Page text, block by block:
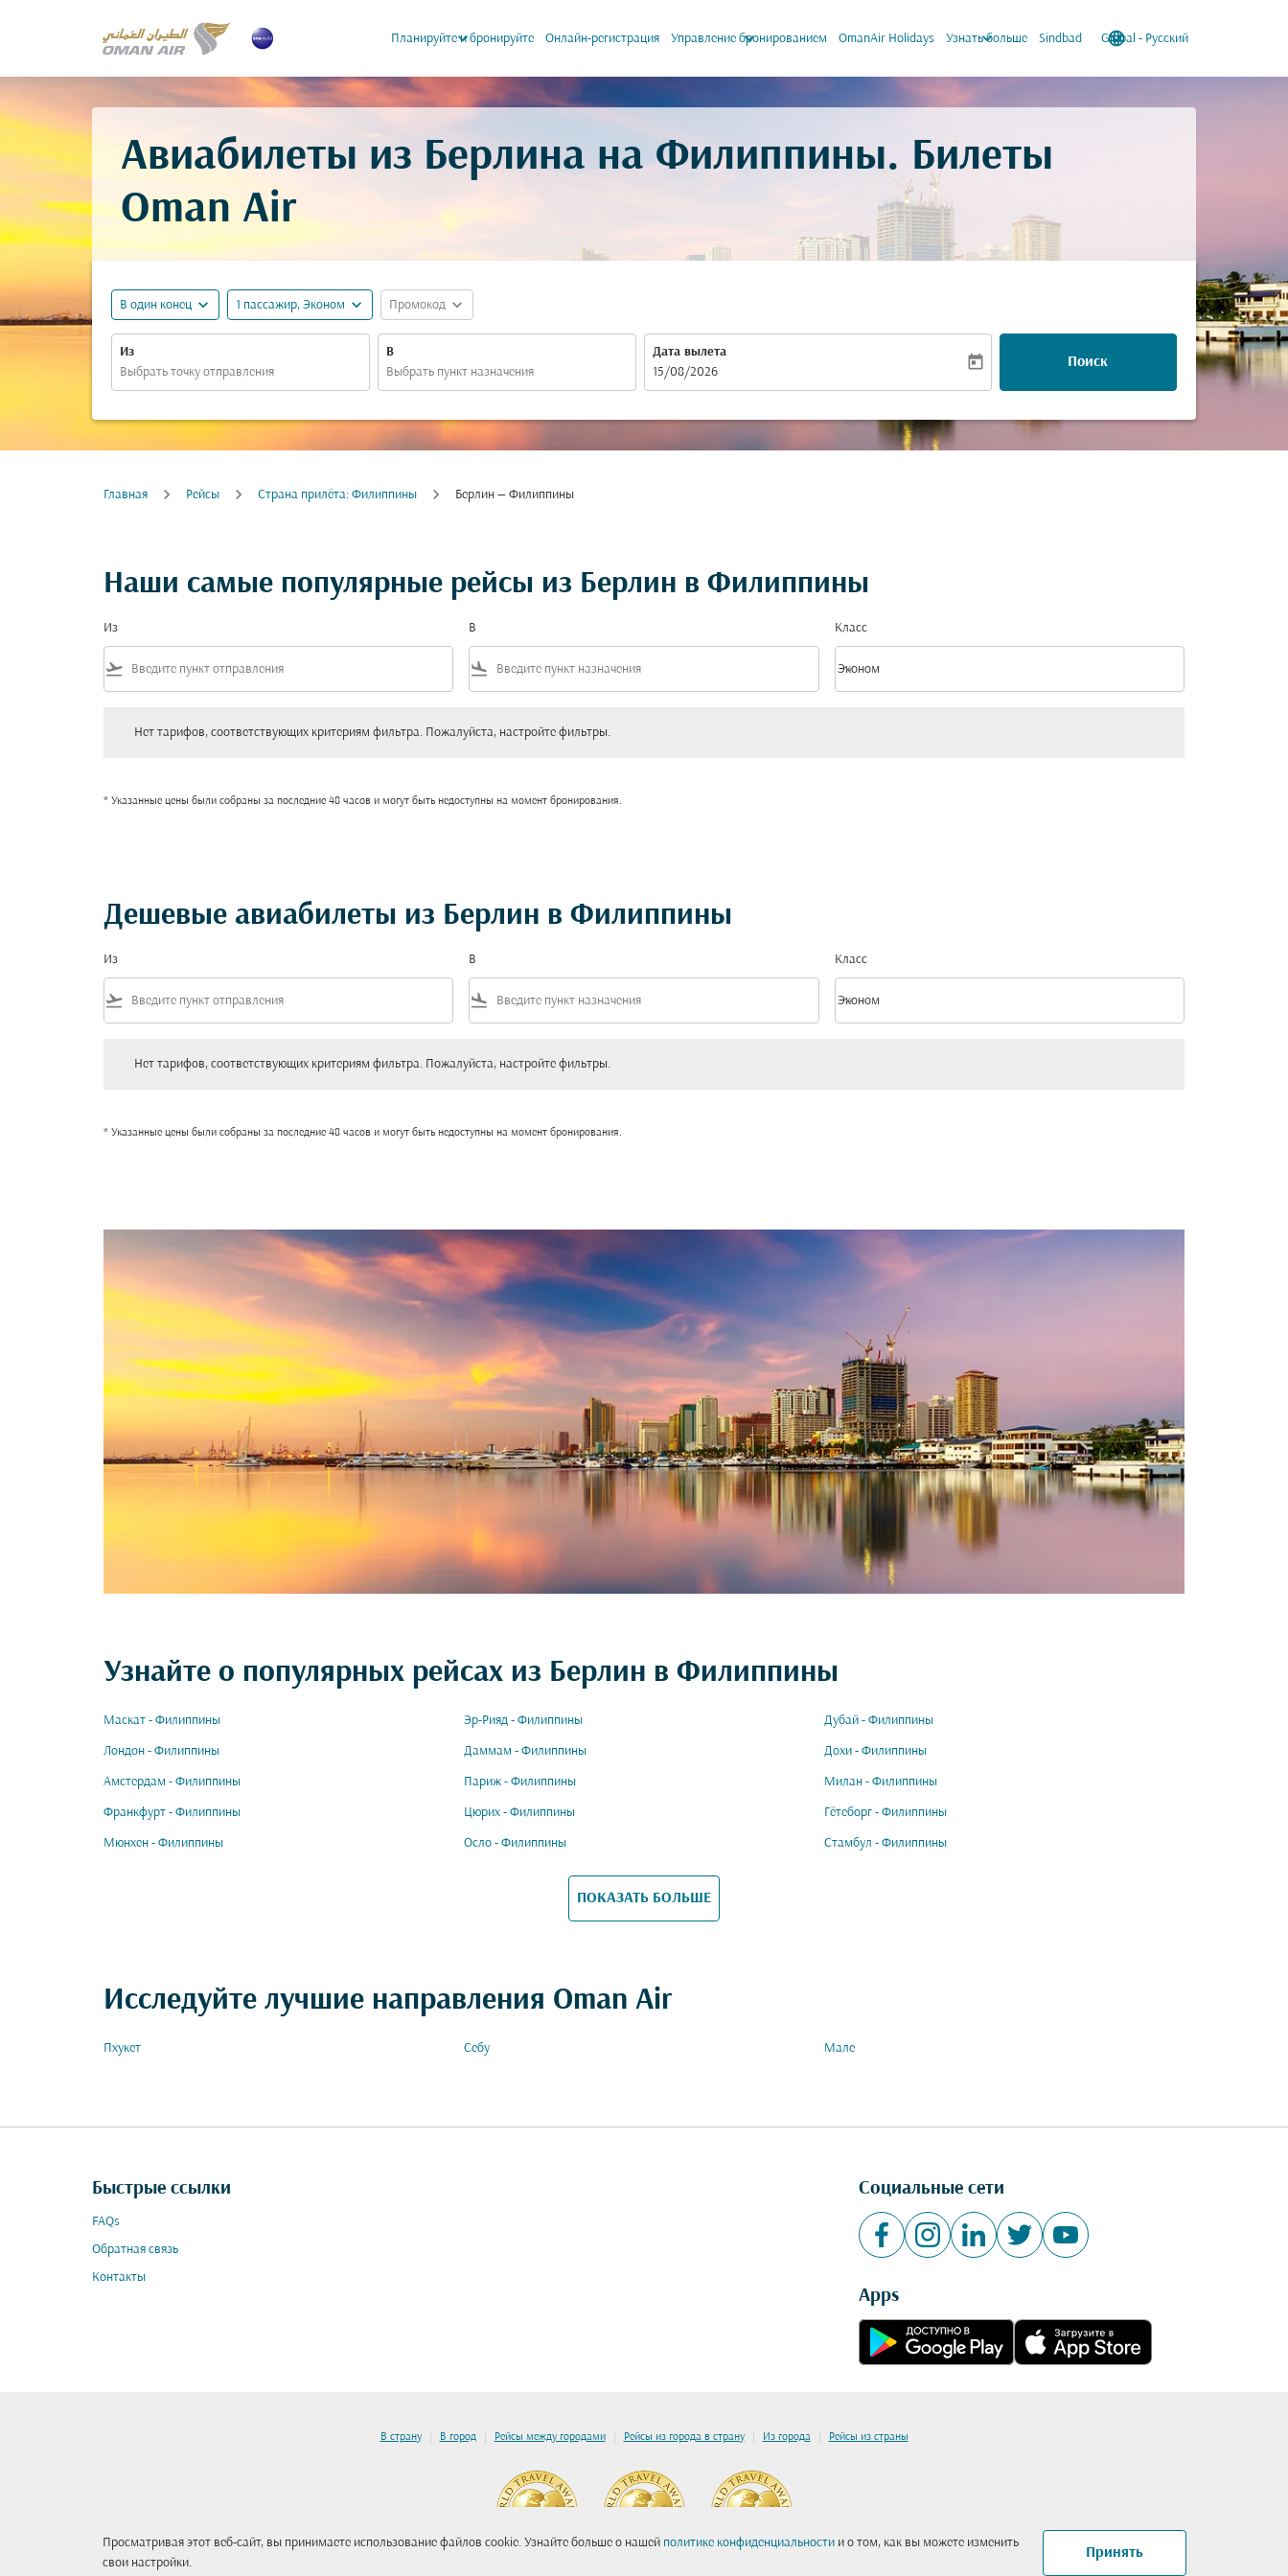
Просматривая этот веб-сайт, вы принимаете использование файлов cookie. Узнайте больше о нашей политике конфиденциальностии о том, как вы можете изменить
свои настройки.
Принять
Планируйте и бронируйте
keyboard_arrow_down Онлайн-регистрация Управление бронированием
keyboard_arrow_down OmanAir Holidays Узнать больше
keyboard_arrow_down Sindbad language
Global - Русский
keyboard_arrow_down
Авиабилеты из Берлина на Филиппины. Билеты
Oman Air
В один конец expand_more 1 пассажир, Эконом expand_more Промокод expand_more
Из В
Дата вылета
fc-booking-departure-date-aria-label
15/08/2026
today Поиск
Главная Рейсы Cтрана прилёта: Филиппины Берлин — Филиппины
Наши самые популярные рейсы из Берлин в Филиппины
Из
flight_takeoff
В
flight_land
Класс
Класс option Эконом Selected
Эконом
keyboard_arrow_down
Нет тарифов, соответствующих критериям фильтра. Пожалуйста, настройте фильтры.
* Указанные цены были собраны за последние 48 часов и могут быть недоступны на момент бронирования.
Дешевые авиабилеты из Берлин в Филиппины
Из
flight_takeoff
В
flight_land
Класс
Класс option Эконом Selected
Эконом
keyboard_arrow_down
Нет тарифов, соответствующих критериям фильтра. Пожалуйста, настройте фильтры.
* Указанные цены были собраны за последние 48 часов и могут быть недоступны на момент бронирования.
Узнайте о популярных рейсах из Берлин в Филиппины
Маскат - Филиппины Эр-Рияд - Филиппины Дубай - Филиппины
Лондон - Филиппины Даммам - Филиппины Дохи - Филиппины
Амстердам - Филиппины Париж - Филиппины Милан - Филиппины
Франкфурт - Филиппины Цюрих - Филиппины Гётеборг - Филиппины
Мюнхен - Филиппины Осло - Филиппины Стамбул - Филиппины
ПОКАЗАТЬ БОЛЬШЕ
Исследуйте лучшие направления Oman Air
Пхукет Себу Мале
Быстрые ссылки
FAQs
Обратная связь
Контакты
Социальные сети
Apps
В страну | В город | Рейсы между городами | Рейсы из города в страну | Из города | Рейсы из страны